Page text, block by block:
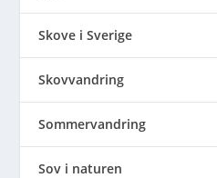
Skove i Sverige
Skovvandring
Sommervandring
Sov i naturen